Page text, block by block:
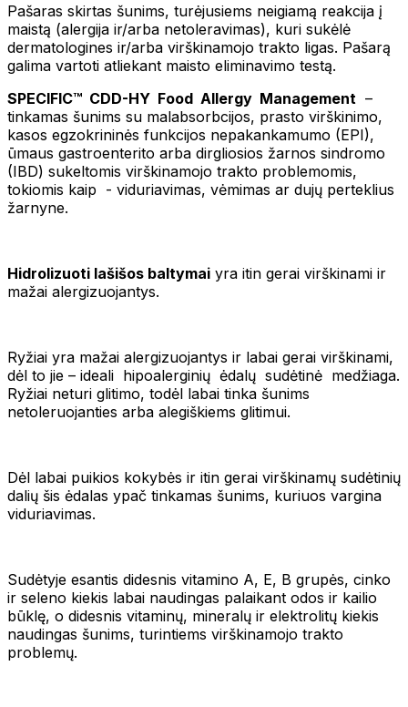
Pašaras skirtas šunims, turėjusiems neigiamą reakcija į
maistą (alergija ir/arba netoleravimas), kuri sukėlė
dermatologines ir/arba virškinamojo trakto ligas. Pašarą
galima vartoti atliekant maisto eliminavimo testą.
SPECIFIC™ CDD-HY Food Allergy Management –
tinkamas šunims su malabsorbcijos, prasto virškinimo,
kasos egzokrininės funkcijos nepakankamumo (EPI),
ūmaus gastroenterito arba dirgliosios žarnos sindromo
(IBD) sukeltomis virškinamojo trakto problemomis,
tokiomis kaip - viduriavimas, vėmimas ar dujų perteklius
žarnyne.
Hidrolizuoti lašišos baltymai yra itin gerai virškinami ir
mažai alergizuojantys.
Ryžiai yra mažai alergizuojantys ir labai gerai virškinami,
dėl to jie – ideali hipoalerginių ėdalų sudėtinė medžiaga.
Ryžiai neturi glitimo, todėl labai tinka šunims
netoleruojanties arba alegiškiems glitimui.
Dėl labai puikios kokybės ir itin gerai virškinamų sudėtinių
dalių šis ėdalas ypač tinkamas šunims, kuriuos vargina
viduriavimas.
Sudėtyje esantis didesnis vitamino A, E, B grupės, cinko
ir seleno kiekis labai naudingas palaikant odos ir kailio
būklę, o didesnis vitaminų, mineralų ir elektrolitų kiekis
naudingas šunims, turintiems virškinamojo trakto
problemų.